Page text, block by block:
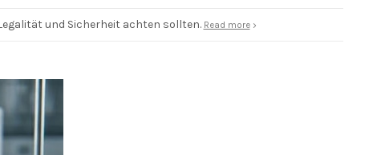
und Sicherheit achten sollten. Read more